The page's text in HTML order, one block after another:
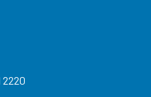
2220